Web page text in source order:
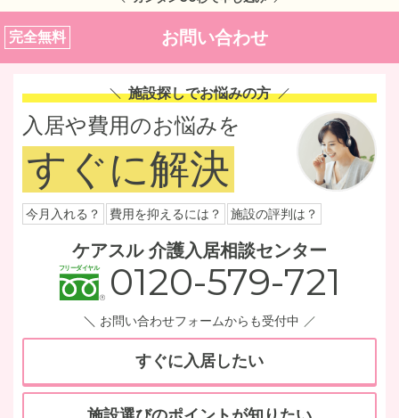
完全無料 お問い合わせ
施設探しでお悩みの方
入居や費用のお悩みを
すぐに解決
今月入れる？ 費用を抑えるには？ 施設の評判は？
ケアスル 介護入居相談センター
0120-579-721
お問い合わせフォームからも受付中
すぐに入居したい